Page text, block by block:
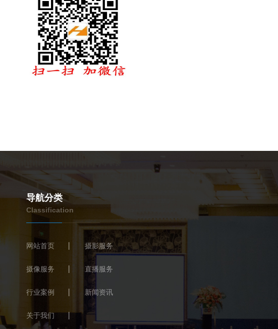
导航分类
Classification
网站首页 摄影服务
摄像服务 直播服务
行业案例 新闻资讯
关于我们